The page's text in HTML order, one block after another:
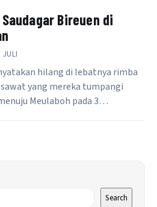
Bireuen di
JULI
hilang di lebatnya rimba
yang mereka tumpangi
Meulaboh pada 3…
Search